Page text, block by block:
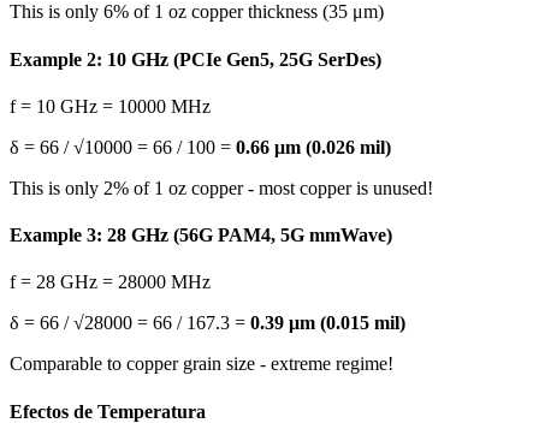
This is only 6% of 1 oz copper thickness (35 μm)
Example 2: 10 GHz (PCIe Gen5, 25G SerDes)
f = 10 GHz = 10000 MHz
δ = 66 / √10000 = 66 / 100 = 0.66 μm (0.026 mil)
This is only 2% of 1 oz copper - most copper is unused!
Example 3: 28 GHz (56G PAM4, 5G mmWave)
f = 28 GHz = 28000 MHz
δ = 66 / √28000 = 66 / 167.3 = 0.39 μm (0.015 mil)
Comparable to copper grain size - extreme regime!
Efectos de Temperatura